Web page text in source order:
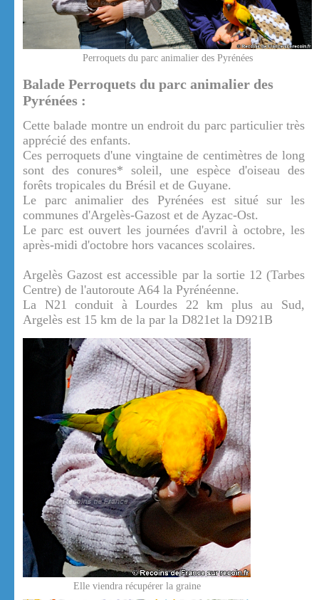
Perroquets du parc animalier des Pyrénées
Balade Perroquets du parc animalier des
Pyrénées :
Cette balade montre un endroit du parc particulier très
apprécié des enfants.
Ces perroquets d'une vingtaine de centimètres de long
sont des conures* soleil, une espèce d'oiseau des
forêts tropicales du Brésil et de Guyane.
Le parc animalier des Pyrénées est situé sur les
communes d'Argelès-Gazost et de Ayzac-Ost.
Le parc est ouvert les journées d'avril à octobre, les
après-midi d'octobre hors vacances scolaires.
Argelès Gazost est accessible par la sortie 12 (Tarbes
Centre) de l'autoroute A64 la Pyrénéenne.
La N21 conduit à Lourdes 22 km plus au Sud,
Argelès est 15 km de la par la D821et la D921B
Elle viendra récupérer la graine